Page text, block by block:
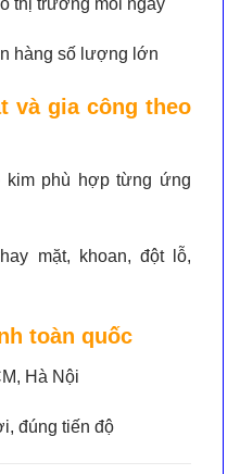
thị trường mỗi ngày
hàng số lượng lớn
và gia công theo
phù hợp từng ứng
mặt, khoan, đột lỗ,
toàn quốc
Hà Nội
đúng tiến độ